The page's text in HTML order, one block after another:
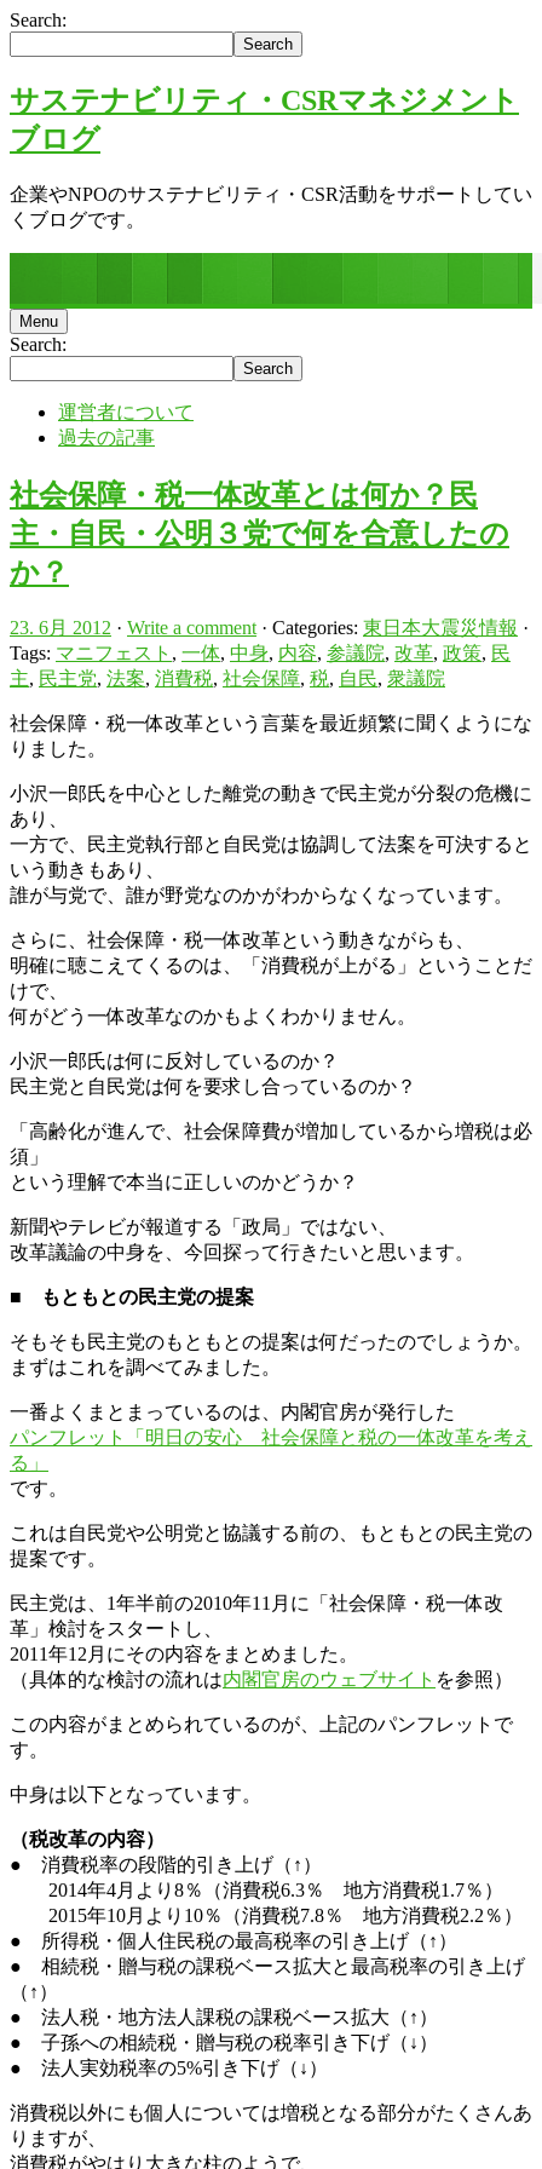
Search:
サステナビリティ・CSRマネジメント
ブログ
企業やNPOのサステナビリティ・CSR活動をサポートしてい
くブログです。
Menu
Search:
運営者について
過去の記事
社会保障・税一体改革とは何か？民
主・自民・公明３党で何を合意したの
か？
23. 6月 2012 · Write a comment · Categories: 東日本大震災情報 ·
Tags: マニフェスト , 一体, 中身, 内容, 参議院, 改革, 政策, 民
主, 民主党, 法案, 消費税, 社会保障, 税, 自民, 衆議院
社会保障・税一体改革という言葉を最近頻繁に聞くようにな
りました。
小沢一郎氏を中心とした離党の動きで民主党が分裂の危機に
あり、
一方で、民主党執行部と自民党は協調して法案を可決すると
いう動きもあり、
誰が与党で、誰が野党なのかがわからなくなっています。
さらに、社会保障・税一体改革という動きながらも、
明確に聴こえてくるのは、「消費税が上がる」ということだ
けで、
何がどう一体改革なのかもよくわかりません。
小沢一郎氏は何に反対しているのか？
民主党と自民党は何を要求し合っているのか？
「高齢化が進んで、社会保障費が増加しているから増税は必
須」
という理解で本当に正しいのかどうか？
新聞やテレビが報道する「政局」ではない、
改革議論の中身を、今回探って行きたいと思います。
■ もともとの民主党の提案
そもそも民主党のもともとの提案は何だったのでしょうか。
まずはこれを調べてみました。
一番よくまとまっているのは、内閣官房が発行した
パンフレット「明日の安心 社会保障と税の一体改革を考え
る」
です。
これは自民党や公明党と協議する前の、もともとの民主党の
提案です。
民主党は、1年半前の2010年11月に「社会保障・税一体改
革」検討をスタートし、
2011年12月にその内容をまとめました。
（具体的な検討の流れは内閣官房のウェブサイト を参照）
この内容がまとめられているのが、上記のパンフレットで
す。
中身は以下となっています。
（税改革の内容）
● 消費税率の段階的引き上げ（↑）
2014年4月より8％（消費税6.3％ 地方消費税1.7％）
2015年10月より10％（消費税7.8％ 地方消費税2.2％）
● 所得税・個人住民税の最高税率の引き上げ（↑）
● 相続税・贈与税の課税ベース拡大と最高税率の引き上げ
（↑）
● 法人税・地方法人課税の課税ベース拡大（↑）
● 子孫への相続税・贈与税の税率引き下げ（↓）
● 法人実効税率の5%引き下げ（↓）
消費税以外にも個人については増税となる部分がたくさんあ
りますが、
消費税がやはり大きな柱のようで、